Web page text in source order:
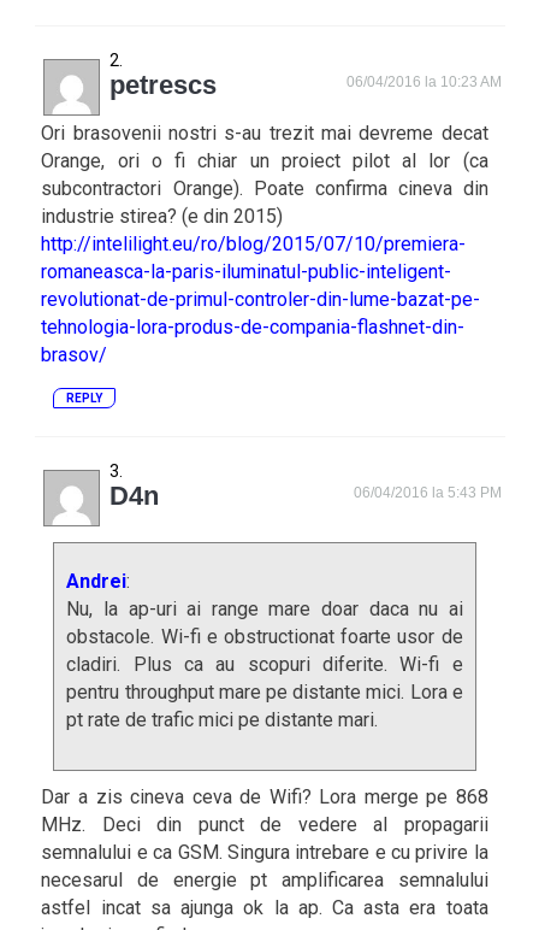
petrescs 06/04/2016 la 10:23 AM
Ori brasovenii nostri s-au trezit mai devreme decat
Orange, ori o fi chiar un proiect pilot al lor (ca
subcontractori Orange). Poate confirma cineva din
industrie stirea? (e din 2015)
http://intelilight.eu/ro/blog/2015/07/10/premiera-
romaneasca-la-paris-iluminatul-public-inteligent-
revolutionat-de-primul-controler-din-lume-bazat-pe-
tehnologia-lora-produs-de-compania-flashnet-din-
brasov/
REPLY
D4n 06/04/2016 la 5:43 PM
Andrei:
Nu, la ap-uri ai range mare doar daca nu ai
obstacole. Wi-fi e obstructionat foarte usor de
cladiri. Plus ca au scopuri diferite. Wi-fi e
pentru throughput mare pe distante mici. Lora e
pt rate de trafic mici pe distante mari.
Dar a zis cineva ceva de Wifi? Lora merge pe 868
MHz. Deci din punct de vedere al propagarii
semnalului e ca GSM. Singura intrebare e cu privire la
necesarul de energie pt amplificarea semnalului
astfel incat sa ajunga ok la ap. Ca asta era toata